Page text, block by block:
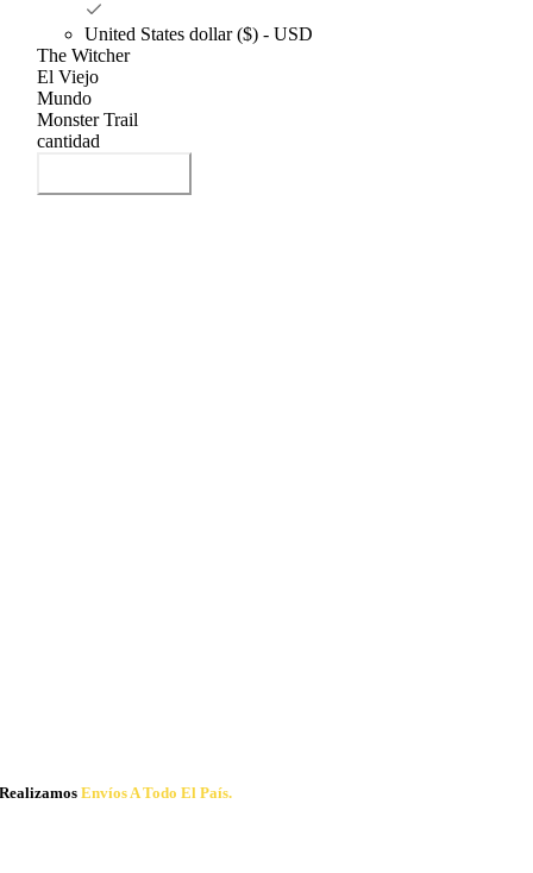
United States dollar ($) - USD
The Witcher
El Viejo
Mundo
Monster Trail
cantidad
RealizamosEnvíos A Todo El País.